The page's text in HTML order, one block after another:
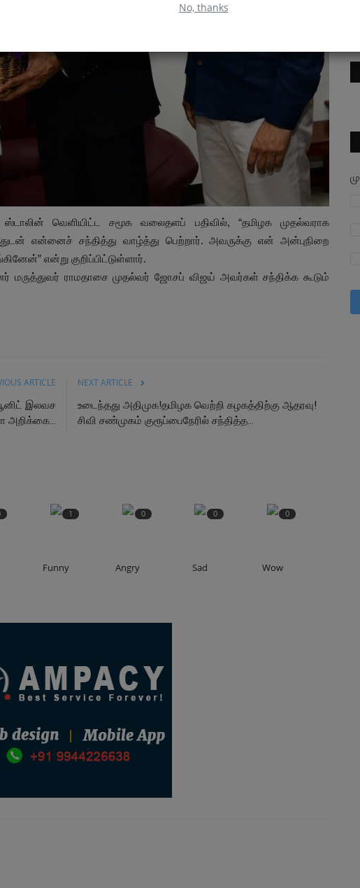
No, thanks
ஸ்டாலின் வெளியிட்ட சமூக வலைதளப் பதிவில், “தமிழக முதல்வராக
என்னைச் சந்தித்து வாழ்த்து பெற்றார். அவருக்கு என் அன்புநிறை
என்று குறிப்பிட்டுள்ளார்.
மருத்துவர் ராமதாசை முதல்வர் ஜோசப் விஜய் அவர்கள் சந்திக்க கூடும்
ARTICLE
இலவச
அறிக்கை...
NEXT ARTICLE
உடைந்தது அதிமுக!தமிழக வெற்றி கழகத்திற்கு ஆதரவு!
சிவி சண்முகம் குரூப்பைநேரில் சந்தித்த...
1
Funny
0
Angry
0
Sad
0
Wow
0